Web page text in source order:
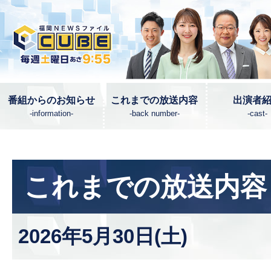
番組からのお知らせ
-information-
これまでの放送内容
-back number-
出演者
-cast-
これまでの放送内容
2026年5月30日(土)